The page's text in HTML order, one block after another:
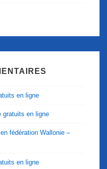
en ligne
gratuits en ligne
fédération Wallonie –
en ligne